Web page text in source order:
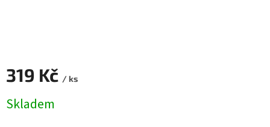
319 Kč / ks
cena:
Skladem